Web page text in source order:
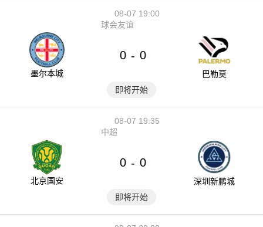
08-07 19:00
球会友谊
墨尔本城
0 - 0
巴勒莫
即将开始
08-07 19:35
中超
北京国安
0 - 0
深圳新鹏城
即将开始